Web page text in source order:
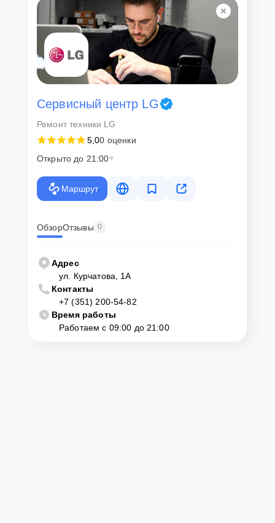
Сервисный центр LG
Ремонт техники LG
5,00 оценки
Открыто до 21:00
Маршрут
ОбзорОтзывы 0
Адрес
ул. Курчатова, 1А
Контакты
+7 (351) 200-54-82
Время работы
Работаем с 09:00 до 21:00